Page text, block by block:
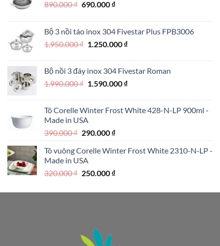
890.000₫ Giá
890.000 ₫.
690.000 ₫Giá
là:
690.000 ₫.
Bộ 3 nồi táo inox 304 Fivestar Plus FPB3006
1.950.000₫ Giá
1.950.000 ₫.
1.250.000 ₫Giá
là:
1.250.000 ₫.
Bộ nồi 3 đáy inox 304 Fivestar Roman
1.990.000₫ Giá
1.990.000 ₫.
1.590.000 ₫Giá
là:
Tô Corelle Winter Frost White 428-N-LP 900ml -
Made in USA
390.000₫ Giá
là:
390.000 ₫.
290.000 ₫Giá
tại
290.000 ₫.
Tô vuông Corelle Winter Frost White 2310-N-LP -
Made in USA
320.000₫ Giá
là:
250.000 ₫Giá
tại